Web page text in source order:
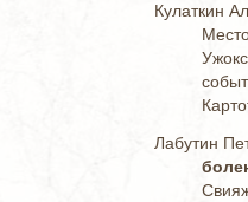
Кулаткин
Лабутин